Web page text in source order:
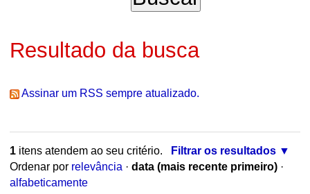
Resultado da busca
Assinar um RSS sempre atualizado.
1itens atendem ao seu critério.
Filtrar os resultados
Ordenar por relevância · data (mais recente primeiro) ·
alfabeticamente